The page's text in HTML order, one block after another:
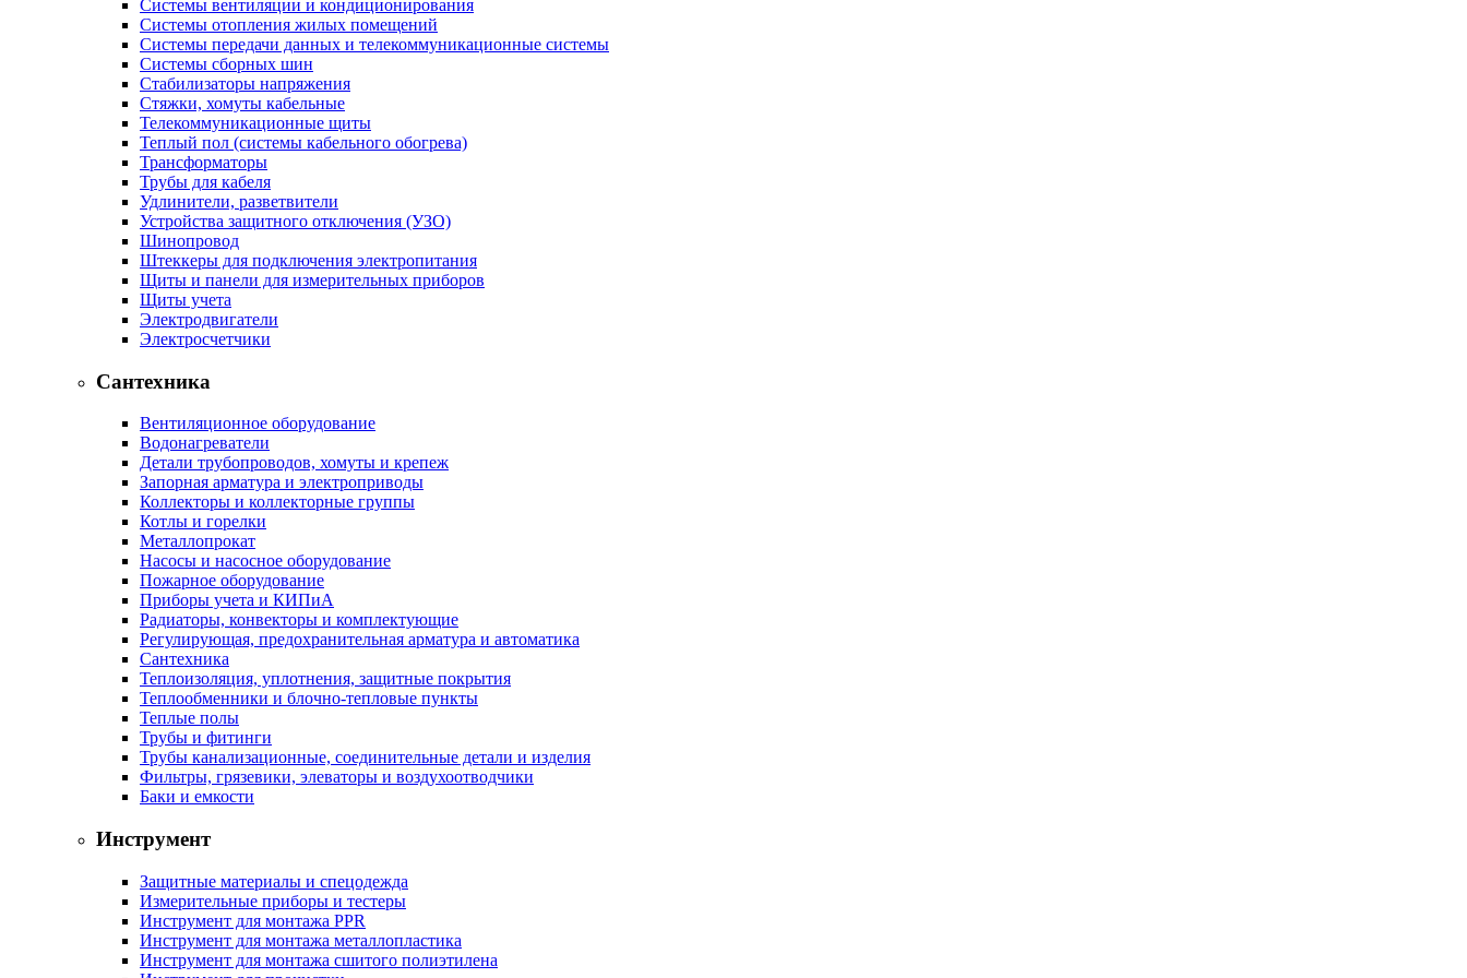
Системы вентиляции и кондиционирования
Системы отопления жилых помещений
Системы передачи данных и телекоммуникационные системы
Системы сборных шин
Стабилизаторы напряжения
Стяжки, хомуты кабельные
Телекоммуникационные щиты
Теплый пол (системы кабельного обогрева)
Трансформаторы
Трубы для кабеля
Удлинители, разветвители
Устройства защитного отключения (УЗО)
Шинопровод
Штеккеры для подключения электропитания
Щиты и панели для измерительных приборов
Щиты учета
Электродвигатели
Электросчетчики
Сантехника
Вентиляционное оборудование
Водонагреватели
Детали трубопроводов, хомуты и крепеж
Запорная арматура и электроприводы
Коллекторы и коллекторные группы
Котлы и горелки
Металлопрокат
Насосы и насосное оборудование
Пожарное оборудование
Приборы учета и КИПиА
Радиаторы, конвекторы и комплектующие
Регулирующая, предохранительная арматура и автоматика
Сантехника
Теплоизоляция, уплотнения, защитные покрытия
Теплообменники и блочно-тепловые пункты
Теплые полы
Трубы и фитинги
Трубы канализационные, соединительные детали и изделия
Фильтры, грязевики, элеваторы и воздухоотводчики
Баки и емкости
Инструмент
Защитные материалы и спецодежда
Измерительные приборы и тестеры
Инструмент для монтажа PPR
Инструмент для монтажа металлопластика
Инструмент для монтажа сшитого полиэтилена